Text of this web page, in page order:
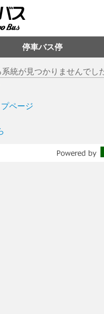
停車バス停
統が見つかりませんでし
ページ